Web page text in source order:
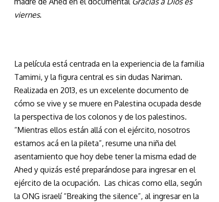
viernes.
La película está centrada en la experiencia de la familia
Tamimi, y la figura central es sin dudas Nariman.
Realizada en 2013, es un excelente documento de
cómo se vive y se muere en Palestina ocupada desde
la perspectiva de los colonos y de los palestinos.
“Mientras ellos están allá con el ejército, nosotros
estamos acá en la pileta”, resume una niña del
asentamiento que hoy debe tener la misma edad de
Ahed y quizás esté preparándose para ingresar en el
ejército de la ocupación. Las chicas como ella, según
la ONG israelí “Breaking the silence”, al ingresar en la